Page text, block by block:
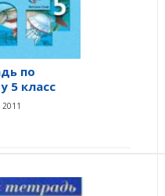
по
5 класс